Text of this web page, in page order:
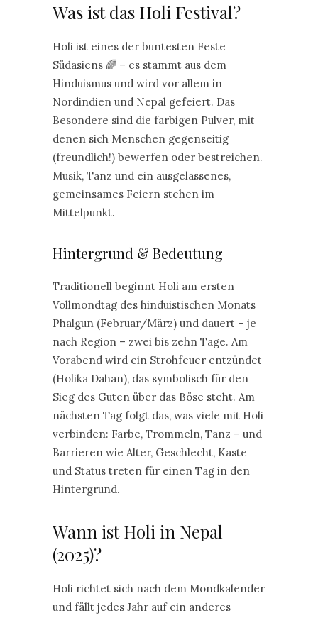
Was ist das Holi Festival?
Holi ist eines der buntesten Feste
Südasiens 🌈 – es stammt aus dem
Hinduismus und wird vor allem in
Nordindien und Nepal gefeiert. Das
Besondere sind die farbigen Pulver, mit
denen sich Menschen gegenseitig
(freundlich!) bewerfen oder bestreichen.
Musik, Tanz und ein ausgelassenes,
gemeinsames Feiern stehen im
Mittelpunkt.
Hintergrund & Bedeutung
Traditionell beginnt Holi am ersten
Vollmondtag des hinduistischen Monats
Phalgun (Februar/März) und dauert – je
nach Region – zwei bis zehn Tage. Am
Vorabend wird ein Strohfeuer entzündet
(Holika Dahan), das symbolisch für den
Sieg des Guten über das Böse steht. Am
nächsten Tag folgt das, was viele mit Holi
verbinden: Farbe, Trommeln, Tanz – und
Barrieren wie Alter, Geschlecht, Kaste
und Status treten für einen Tag in den
Hintergrund.
Wann ist Holi in Nepal
(2025)?
Holi richtet sich nach dem Mondkalender
und fällt jedes Jahr auf ein anderes